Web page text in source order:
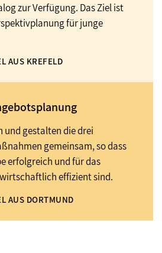
zur Verfügung. Das Ziel ist
für junge
AUS KREFELD
und gestalten die drei
gemeinsam, so dass
erfolgreich und für das
effizient sind.
AUS DORTMUND